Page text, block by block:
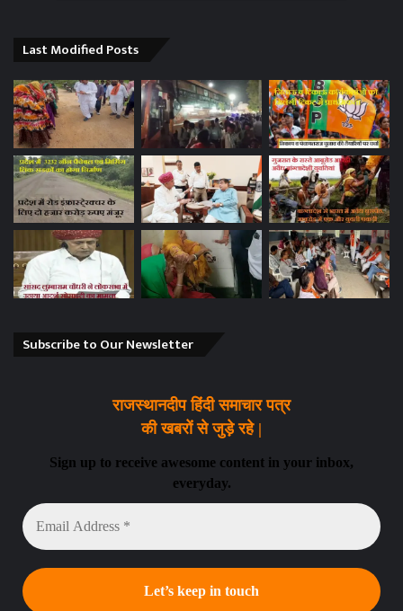
Last Modified Posts
Subscribe to Our Newsletter
राजस्थानदीप हिंदी समाचार पत्र
की खबरों से जुड़े रहे |
Sign up to receive awesome content in your inbox,
everyday.
Email
Address
*